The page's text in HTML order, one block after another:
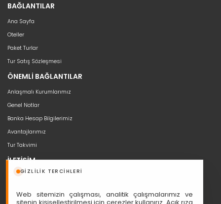
GIZLILIK TERCIHLERI
Web sitemizin çalışması, analitik çalışmalarımız ve
BAĞLANTILAR
Ana Sayfa
Oteller
Paket Turlar
Tur Satış Sözleşmesi
ÖNEMLİ BAĞLANTILAR
Anlaşmalı Kurumlarımız
Genel Notlar
Banka Hesap Bilgilerimiz
Avantajlarımız
Tur Takvimi
İLETİŞİM
bilgi@seyahat53.com
Cumhuriyet, Sakarya Cd. Ali Nazmi İşhanı No:1/11, 06420 Çankaya